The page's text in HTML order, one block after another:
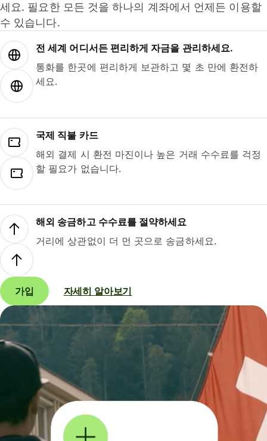
세요. 필요한 모든 것을 하나의 계좌에서 언제든 이용할
수 있습니다.
전 세계 어디서든 편리하게 자금을 관리하세요.
통화를 한곳에 편리하게 보관하고 몇 초 만에 환전하
세요.
국제 직불 카드
해외 결제 시 환전 마진이나 높은 거래 수수료를 걱정
할 필요가 없습니다.
해외 송금하고 수수료를 절약하세요
거리에 상관없이 더 먼 곳으로 송금하세요.
가입 자세히 알아보기